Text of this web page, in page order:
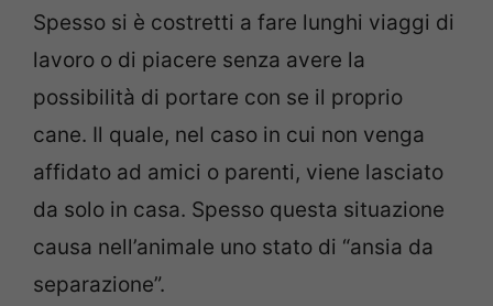
Spesso si è costretti a fare lunghi viaggi di
lavoro o di piacere senza avere la
possibilità di portare con se il proprio
cane. Il quale, nel caso in cui non venga
affidato ad amici o parenti, viene lasciato
da solo in casa. Spesso questa situazione
causa nell’animale uno stato di “ansia da
separazione”.